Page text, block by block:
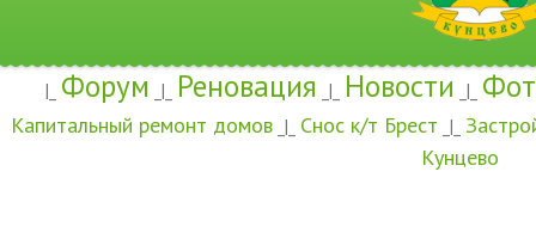
|_ Форум _|_ Реновация _|_ Новости _|_
Капитальный ремонт домов _|_ Снос к/т Брест _|_
Кунцево